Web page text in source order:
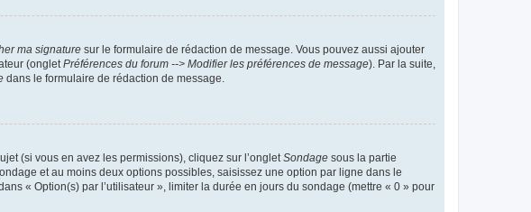
ma signature sur le formulaire de rédaction de message. Vous pouvez aussi ajouter
(onglet Préférences du forum --> Modifier les préférences de message). Par la suite,
dans le formulaire de rédaction de message.
(si vous en avez les permissions), cliquez sur l’onglet Sondage sous la partie
et au moins deux options possibles, saisissez une option par ligne dans le
« Option(s) par l’utilisateur », limiter la durée en jours du sondage (mettre « 0 » pour